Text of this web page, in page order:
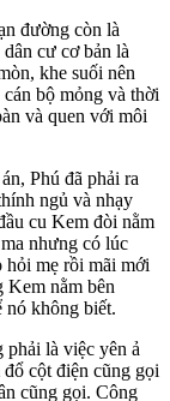
đường còn là
cư cơ bản là
khe suối nên
bộ mỏng và thời
và quen với môi
Phú đã phải ra
ngủ và nhạ‌y
cu Kem đòi nằm
nhưng có lúc
hỏi mẹ rồi mãi mới
Kem nằm bên
nó không biết.
là việc yên ả
cột điện cũng gọi
cũng gọi. Công